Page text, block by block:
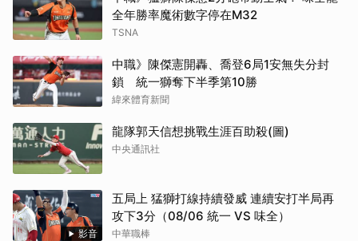
全年勝率魔術數字停在M32
TSNA
中職》陳傑憲開轟、喬登6局1安無失分封
鎖 統一獅奪下半季第10勝
緯來體育新聞
龍隊郭天信想挑戰生涯百助殺(圖)
中央通訊社
影音
五局上 猛獅打線持續發威 連續安打半局再
攻下3分（08/06 統一 VS 味全）
中華職棒